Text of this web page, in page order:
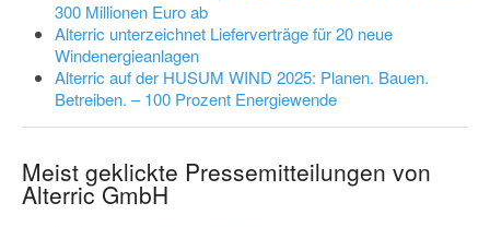
300 Millionen Euro ab
Alterric unterzeichnet Lieferverträge für 20 neue
Windenergieanlagen
Alterric auf der HUSUM WIND 2025: Planen. Bauen.
Betreiben. – 100 Prozent Energiewende
Meist geklickte Pressemitteilungen von
Alterric GmbH